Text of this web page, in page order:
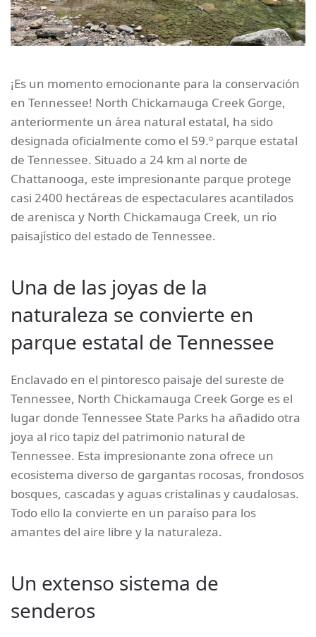
¡Es un momento emocionante para la conservación
en Tennessee! North Chickamauga Creek Gorge,
anteriormente un área natural estatal, ha sido
designada oficialmente como el 59.º parque estatal
de Tennessee. Situado a 24 km al norte de
Chattanooga, este impresionante parque protege
casi 2400 hectáreas de espectaculares acantilados
de arenisca y North Chickamauga Creek, un río
paisajístico del estado de Tennessee.
Una de las joyas de la
naturaleza se convierte en
parque estatal de Tennessee
Enclavado en el pintoresco paisaje del sureste de
Tennessee, North Chickamauga Creek Gorge es el
lugar donde Tennessee State Parks ha añadido otra
joya al rico tapiz del patrimonio natural de
Tennessee. Esta impresionante zona ofrece un
ecosistema diverso de gargantas rocosas, frondosos
bosques, cascadas y aguas cristalinas y caudalosas.
Todo ello la convierte en un paraíso para los
amantes del aire libre y la naturaleza.
Un extenso sistema de
senderos